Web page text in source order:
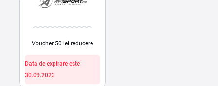
Voucher 50 lei reducere
Data de expirare este
30.09.2023